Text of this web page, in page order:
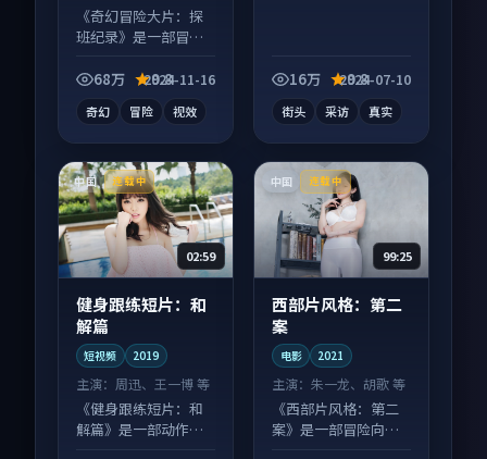
《奇幻冒险大片：探
班纪录》是一部冒险
凑信息量大，适合沉
68万 9.8
2024-11-16
奇幻 冒险 视效
16万 9.8
2024-07-10
街头 采访 真实
中国 连载中
02:59
健身跟练短片：和
解篇
短视频 2019
主演： 周迅、王一博 等
《健身跟练短片：和
解篇》是一部动作向
中国 连载中
99:25
西部片风格：第二
案
电影 2021
主演：朱一龙、胡歌 等
《西部片风格：第二
案》是一部冒险向电